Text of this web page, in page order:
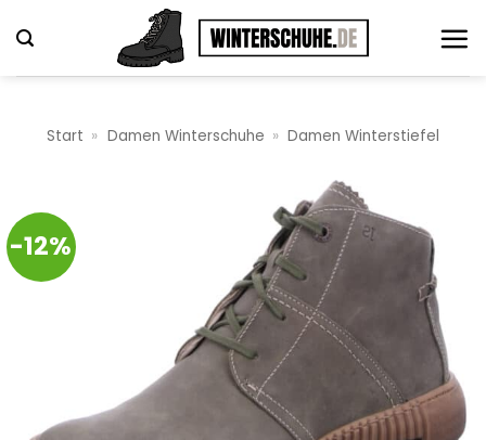
Inhalt
springen
Start » Damen Winterschuhe » Damen Winterstiefel
-12%